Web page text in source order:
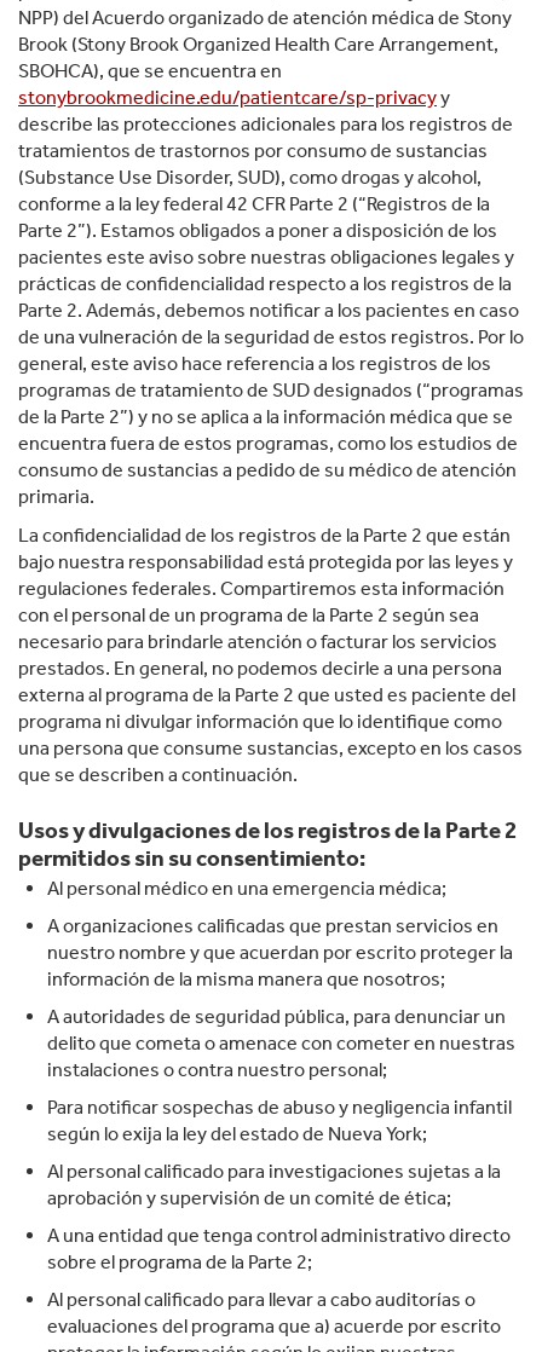
NPP) del Acuerdo organizado de atención médica de Stony
Brook (Stony Brook Organized Health Care Arrangement,
SBOHCA), que se encuentra en
stonybrookmedicine.edu/patientcare/sp-privacyy
describe las protecciones adicionales para los registros de
tratamientos de trastornos por consumo de sustancias
(Substance Use Disorder, SUD), como drogas y alcohol,
conforme a la ley federal 42 CFR Parte 2 (“Registros de la
Parte 2”). Estamos obligados a poner a disposición de los
pacientes este aviso sobre nuestras obligaciones legales y
prácticas de confidencialidad respecto a los registros de la
Parte 2. Además, debemos notificar a los pacientes en caso
de una vulneración de la seguridad de estos registros. Por lo
general, este aviso hace referencia a los registros de los
programas de tratamiento de SUD designados (“programas
de la Parte 2”) y no se aplica a la información médica que se
encuentra fuera de estos programas, como los estudios de
consumo de sustancias a pedido de su médico de atención
primaria.
La confidencialidad de los registros de la Parte 2 que están
bajo nuestra responsabilidad está protegida por las leyes y
regulaciones federales. Compartiremos esta información
con el personal de un programa de la Parte 2 según sea
necesario para brindarle atención o facturar los servicios
prestados. En general, no podemos decirle a una persona
externa al programa de la Parte 2 que usted es paciente del
programa ni divulgar información que lo identifique como
una persona que consume sustancias, excepto en los casos
que se describen a continuación.
Usos y divulgaciones de los registros de la Parte 2
permitidos sin su consentimiento:
Al personal médico en una emergencia médica;
A organizaciones calificadas que prestan servicios en
nuestro nombre y que acuerdan por escrito proteger la
información de la misma manera que nosotros;
A autoridades de seguridad pública, para denunciar un
delito que cometa o amenace con cometer en nuestras
instalaciones o contra nuestro personal;
Para notificar sospechas de abuso y negligencia infantil
según lo exija la ley del estado de Nueva York;
Al personal calificado para investigaciones sujetas a la
aprobación y supervisión de un comité de ética;
A una entidad que tenga control administrativo directo
sobre el programa de la Parte 2;
Al personal calificado para llevar a cabo auditorías o
evaluaciones del programa que a) acuerde por escrito